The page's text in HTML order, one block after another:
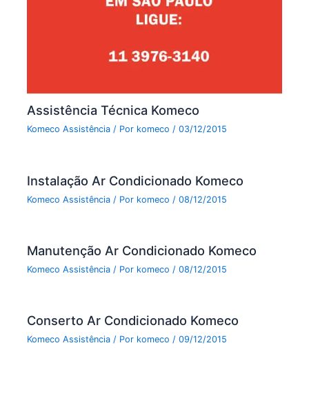
Assistência Técnica Komeco
Komeco Assistência / Por komeco/03/12/2015
Instalação Ar Condicionado Komeco
Komeco Assistência / Por komeco /08/12/2015
Manutenção Ar Condicionado Komeco
Komeco Assistência / Por komeco /08/12/2015
Conserto Ar Condicionado Komeco
Komeco Assistência / Por komeco/09/12/2015